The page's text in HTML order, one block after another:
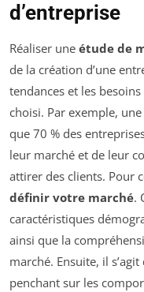
d’entreprise
Réaliser une étude de
de la création d’une
tendances et les
choisi. Par exemple,
que 70 % des
leur marché et de leur
attirer des clients. Pour
définir votre marché.
caractéristiques
ainsi que la
marché. Ensuite, il s’agit
penchant sur les